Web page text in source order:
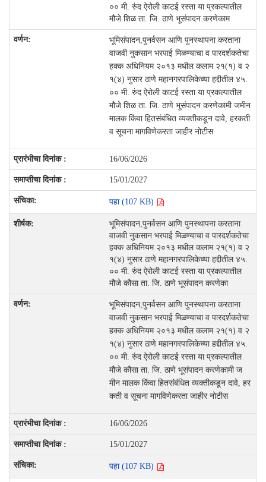
०० मी. रुंद ऐरोली काटई रस्ता या प्रकल्पातील
मौजे शिळ ता. जि. ठाणे भूसंपादन करणेकाम
भूमिसंपादन,पुनर्वसन आणि पुनस्थापना करताना
वाजवी नुकसान भरपाई मिळण्याचा व पारदर्शकतेचा
हक्क अधिनियम २०१३ मधील कलाम २१(१) व २
१(४) नुसार ठाणे महानगरपालिकेच्या हद्दीतील ४५.
०० मी. रुंद ऐरोली काटई रस्ता या प्रकल्पातील
मौजे शिळ ता. जि. ठाणे भूसंपादन करणेकामी जमीन
मालक किंवा हितसंबंधित व्यक्तीकडून दावे, हरकती
व सूचना मागविणेकरता जाहीर नोटीस
16/06/2026
15/01/2027
पहा (107 KB)
भूमिसंपादन,पुनर्वसन आणि पुनस्थापना करताना
वाजवी नुकसान भरपाई मिळण्याचा व पारदर्शकतेचा
हक्क अधिनियम २०१३ मधील कलाम २१(१) व २
१(४) नुसार ठाणे महानगरपालिकेच्या हद्दीतील ४५.
०० मी. रुंद ऐरोली काटई रस्ता या प्रकल्पातील
मौजे कौसा ता. जि. ठाणे भूसंपादन करणेका
भूमिसंपादन,पुनर्वसन आणि पुनस्थापना करताना
वाजवी नुकसान भरपाई मिळण्याचा व पारदर्शकतेचा
हक्क अधिनियम २०१३ मधील कलाम २१(१) व २
१(४) नुसार ठाणे महानगरपालिकेच्या हद्दीतील ४५.
०० मी. रुंद ऐरोली काटई रस्ता या प्रकल्पातील
मौजे कौसा ता. जि. ठाणे भूसंपादन करणेकामी ज
मीन मालक किंवा हितसंबंधित व्यक्तीकडून दावे, हर
कती व सूचना मागविणेकरता जाहीर नोटीस
16/06/2026
15/01/2027
पहा (107 KB)